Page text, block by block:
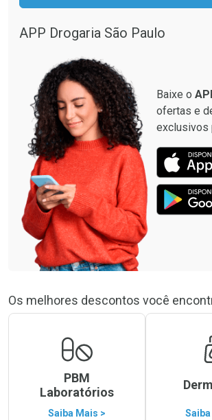
APP Drogaria São Paulo
Baixe o
ofertas e
exclusivos
Os melhores descontos você
PBM
Laboratórios
Saiba Mais >